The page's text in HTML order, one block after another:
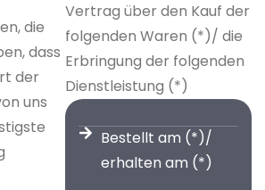
die
dass
der
uns
Vertrag über den Kauf der
folgenden Waren (*)/ die
Erbringung der folgenden
Dienstleistung (*)
Bestellt am (*)/
erhalten am (*)